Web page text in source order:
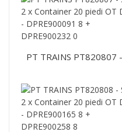
PT TRAINS PT820807 -